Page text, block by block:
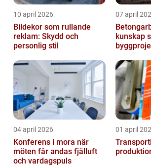
10 april 2026
Bildekor som rullande
reklam: Skydd och
personlig stil
07 april
kunskap
04 april 2026
Konferens i mora när
möten får andas fjälluft
och vardagspuls
01 april